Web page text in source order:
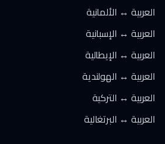
العربية ↔ الألمانية
العربية ↔ الإسبانية
العربية ↔ الإيطالية
العربية ↔ الهولندية
العربية ↔ التركية
العربية ↔ البرتغالية